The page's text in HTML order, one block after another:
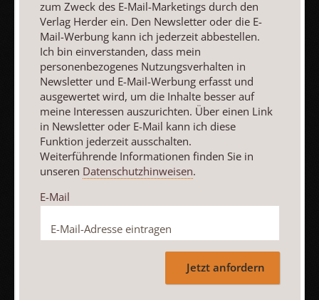
Heft 7-
8/2026
:
Missionarische
Zum Heft
Heft
6/2026
:
Partnerberatung
Zum Heft
Heft
5/2026
auf!“
Zum Heft
Alle Hefte
Abo bestellen
zum Zweck des E-Mail-Marketings durch den
Verlag Herder ein. Den Newsletter oder die E-
Mail-Werbung kann ich jederzeit abbestellen.
Ich bin einverstanden, dass mein
personenbezogenes Nutzungsverhalten in
Newsletter und E-Mail-Werbung erfasst und
ausgewertet wird, um die Inhalte besser auf
meine Interessen auszurichten. Über einen Link
in Newsletter oder E-Mail kann ich diese
Funktion jederzeit ausschalten.
Weiterführende Informationen finden Sie in
unseren Datenschutzhinweisen.
E-Mail
Jetzt anfordern